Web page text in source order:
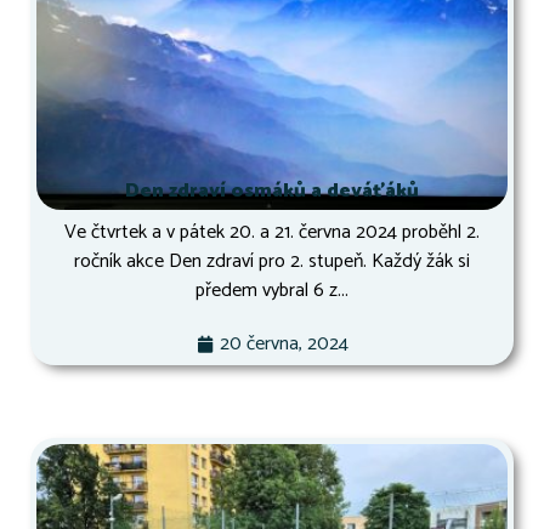
Den zdraví osmáků a deváťáků
Ve čtvrtek a v pátek 20. a 21. června 2024 proběhl 2.
ročník akce Den zdraví pro 2. stupeň. Každý žák si
předem vybral 6 z...
20 června, 2024